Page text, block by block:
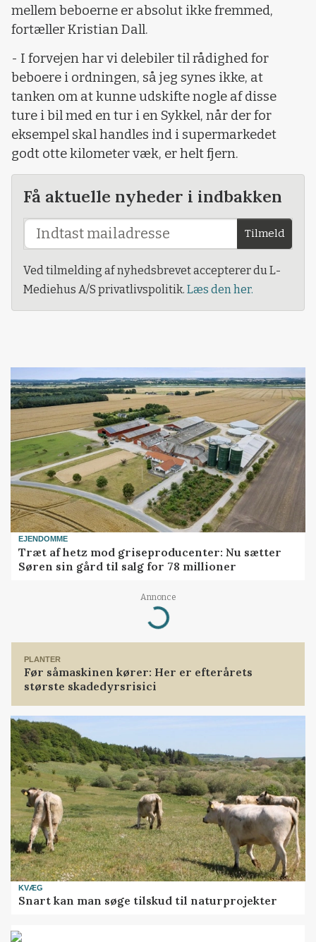
mellem beboerne er absolut ikke fremmed,
fortæller Kristian Dall.
- I forvejen har vi delebiler til rådighed for
beboere i ordningen, så jeg synes ikke, at
tanken om at kunne udskifte nogle af disse
ture i bil med en tur i en Sykkel, når der for
eksempel skal handles ind i supermarkedet
godt otte kilometer væk, er helt fjern.
Få aktuelle nyheder i indbakken
Tilmeld
Ved tilmelding af nyhedsbrevet accepterer du L-
Mediehus A/S privatlivspolitik. Læs den her.
EJENDOMME
Træt af hetz mod griseproducenter: Nu sætter
Søren sin gård til salg for 78 millioner
Annonce
Loading...
PLANTER
Før såmaskinen kører: Her er efterårets
største skadedyrsrisici
KVÆG
Snart kan man søge tilskud til naturprojekter